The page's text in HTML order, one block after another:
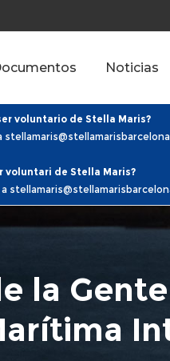
Noticias
voluntario de Stella Maris?
voluntari de Stella Maris?
la